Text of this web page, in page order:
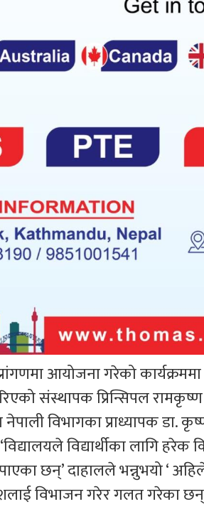
आयोजना गरेको कार्यक्रममा
संस्थापक प्रिन्सिपल
विभागका प्राध्यापक डा.
विद्यार्थीका लागि
छन्’ दाहालले भन्नुभयो ‘
विभाजन गरेर गलत गरेका छन्